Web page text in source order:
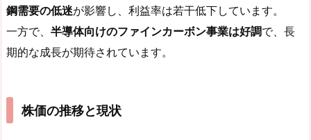
鋼需要の低迷が影響し、利益率は若干低下しています。
一方で、 半導体向けのファインカーボン事業は好調で、長
期的な成長が期待されています。
株価の推移と現状